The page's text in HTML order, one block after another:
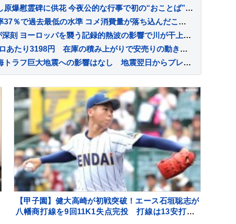
悠仁さま 広島県訪問し原爆慰霊碑に供花 今夜公的な行事で初の“おことば”を述べる予定 戦争の記憶を若い世代の皇族へ 広島訪問は8年ぶり
2025年度の食料自給率37％で過去最低の水準 コメ消費量が落ち込んだことなどが主な原因
ドナウ川の水位低下が深刻 ヨーロッパを襲う記録的熱波の影響で川が干上がり… 一方で思わぬ“歴史的発見”も
コメの平均価格が5キロあたり3198円 在庫の積み上がりで安売りの動き強く
2026年熊本地震 南海トラフ巨大地震への影響はなし 地震翌日からプレート境界で「ゆっくりすべり」観測もプレート境界の固着状態への影響なし
【甲子園】健大高崎が初戦突破！エース石垣聡志が
八幡商打線を9回11K1失点完投 打線は13安打の7